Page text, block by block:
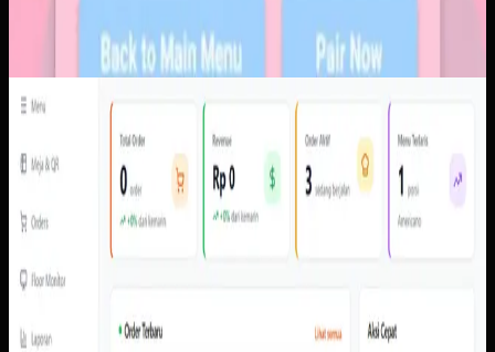
Software Kustom
QR Ordering
Sebelumnya
Order perlu membawa konteks meja, item, pembayaran,
dan status secara konsisten dari perangkat pelanggan ke
admin dan kitchen tanpa bergantung pada konfirmasi
manual.